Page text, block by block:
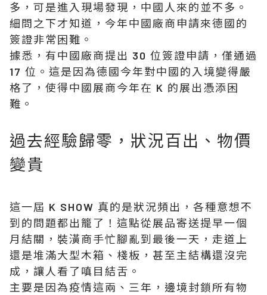
多，可是進入現場發現，中國人來的並不多。
細問之下才知道，今年中國廠商申請來德國的
簽證非常困難。
據悉，有中國廠商提出 30 位簽證申請，僅通過
17 位。這是因為德國今年對中國的入境變得嚴
格了，使得中國展商今年在 K 的展出憑添困
難。
過去經驗歸零，狀況百出、物價
變貴
這一屆 K SHOW 真的是狀況頻出，各種意想不
到的問題都出籠了！這點從展品寄送提早一個
月結關，裝潢商手忙腳亂到最後一天，走道上
還是堆滿大型木箱、棧板，甚至主結構還沒完
成，讓人看了嗔目結舌。
主要是因為疫情這兩、三年，邊境封鎖所有物